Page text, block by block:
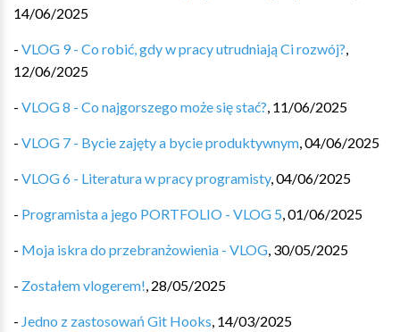
14/06/2025
- VLOG 9 - Co robić, gdy w pracy utrudniają Ci rozwój?,
12/06/2025
- VLOG 8 - Co najgorszego może się stać?, 11/06/2025
- VLOG 7 - Bycie zajęty a bycie produktywnym,04/06/2025
- VLOG 6 - Literatura w pracy programisty,04/06/2025
- Programista a jego PORTFOLIO - VLOG 5,01/06/2025
- Moja iskra do przebranżowienia - VLOG, 30/05/2025
- Zostałem vlogerem!, 28/05/2025
- Jedno z zastosowań Git Hooks, 14/03/2025